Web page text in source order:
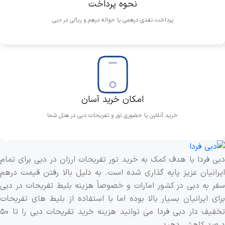
نحوه پرداخت
پرداخت نقدی درهمی یا حواله درهم و ریالی در دبی
امکان خرید آسان
خرید آنلاین یا حضوری تور و تفریحات دبی در هتل شما
دبی فردا با هدف کمک به خرید تور تفریحات ارزان در دبی برای تمام
ایرانیان عزیز پایه گذاری شده است. به دلیل بالا رفتن قیمت درهم
سفر به دبی در کشور امارات و خصوصاً هزینه بلیط تفریحات در دبی
برای ایرانیان بسیار بالا بوده اما با استفاده از بلیط های تفریحات
تخفیف دار دبی فردا می توانید هزینه خرید تفریحات دبی را تا ۵۰